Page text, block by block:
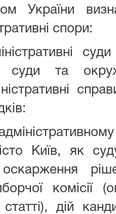
України
спори:
суди та
Київ, як суду
комісії
статті), дій